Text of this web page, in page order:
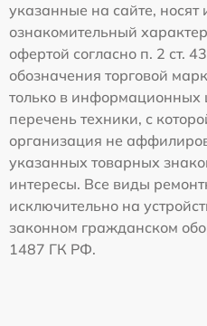
указанные на сайте, носят
ознакомительный
офертой согласно п. 2 ст.
обозначения торговой
только в информационных
перечень техники, с
организация не
указанных товарных
интересы. Все виды
исключительно на
законном гражданском
1487 ГК РФ.